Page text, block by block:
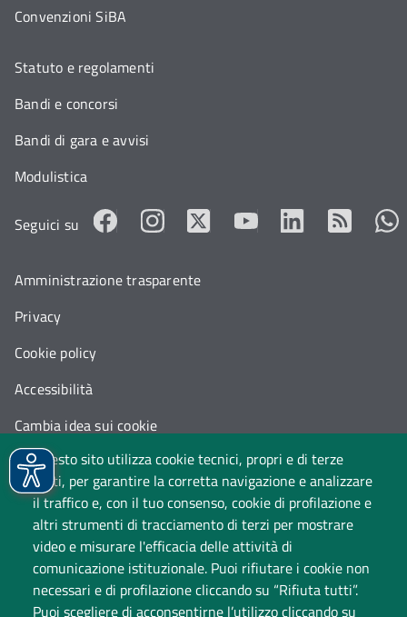
Questo sito utilizza cookie tecnici, propri e di terze
parti, per garantire la corretta navigazione e analizzare
il traffico e, con il tuo consenso, cookie di profilazione e
altri strumenti di tracciamento di terzi per mostrare
video e misurare l'efficacia delle attività di
comunicazione istituzionale. Puoi rifiutare i cookie non
necessari e di profilazione cliccando su “Rifiuta tutti”.
Puoi scegliere di acconsentirne l’utilizzo cliccando su
Convenzioni SiBA
Statuto e regolamenti
Bandi e concorsi
Bandi di gara e avvisi
Modulistica
Seguici su
Amministrazione trasparente
Privacy
Cookie policy
Accessibilità
Cambia idea sui cookie
Dati di monitoraggio